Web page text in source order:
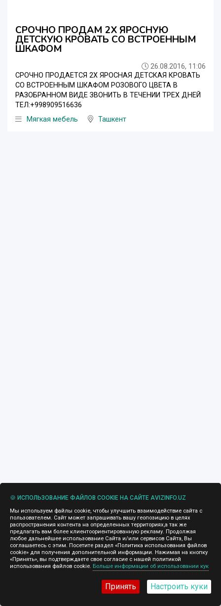
СРОЧНО ПРОДАМ 2Х ЯРОСНУЮ
ДЕТСКУЮ КРОВАТЬ СО ВСТРОЕННЫМ
ШКАФОМ
26.08.2016, 11:06
СРОЧНО ПРОДАЕТСЯ 2Х ЯРОСНАЯ ДЕТСКАЯ КРОВАТЬ
СО ВСТРОЕННЫМ ШКАФОМ РОЗОВОГО ЦВЕТА В
РАЗОБРАННОМ ВИДЕ ЗВОНИТЬ В ТЕЧЕНИИ ТРЕХ ДНЕЙ
ТЕЛ:+998909516636
Мягкая мебель
Ташкент
🍪 ИСПОЛЬЗОВАНИЕ ФАЙЛОВ COOKIE НА САЙТЕ AVIZINFO.UZ
Мы используем файлы cookie, чтобы улучшить взаимодействие сайта с
пользователем. Сайт может запрашивать вашу геопозицию в целях
распространения контента на определенных территориях,а так же
предлагать вам более клиентоориентированную рекламу. Продолжая
любое дальнейшее использование Сайта и/или сервисов Сайта, Вы
соглашаетесь с этим. Посетите раздел «Политика использования файлов
cookie» для получения дополнительной информации. Нажимая на кнопку
«Принять», вы подтверждаете свое согласие с нашей политикой
использования файлов cookie. Больше информации об использовании кук
Принять Настроить куки